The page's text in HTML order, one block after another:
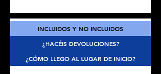
INCLUIDOS Y NO INCLUIDOS
¿HACÉIS DEVOLUCIONES?
¿CÓMO LLEGO AL LUGAR DE INICIO?